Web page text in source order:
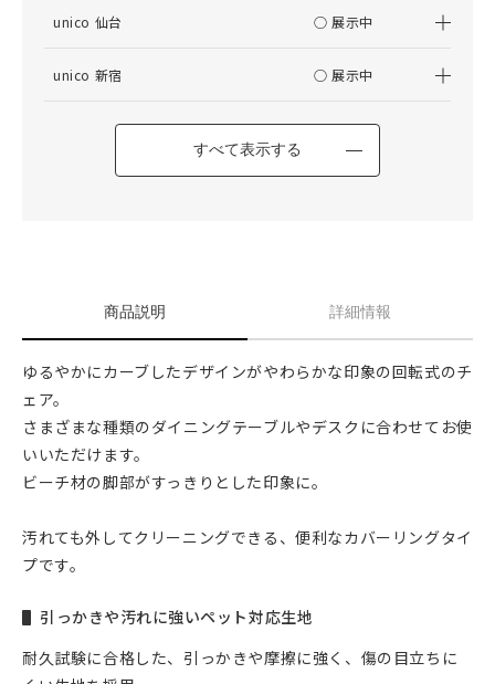
商品説明 詳細情報
ゆるやかにカーブしたデザインがやわらかな印象の回転式のチ
ェア。
さまざまな種類のダイニングテーブルやデスクに合わせてお使
いいただけます。
ビーチ材の脚部がすっきりとした印象に。
汚れても外してクリーニングできる、便利なカバーリングタイ
プです。
引っかきや汚れに強いペット対応生地
耐久試験に合格した、引っかきや摩擦に強く、傷の目立ちに
unico 仙台 ○ 展示中
unico 新宿 ○ 展示中
すべて表示する